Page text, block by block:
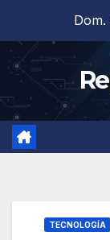
contenido
TECNOLOGÍA